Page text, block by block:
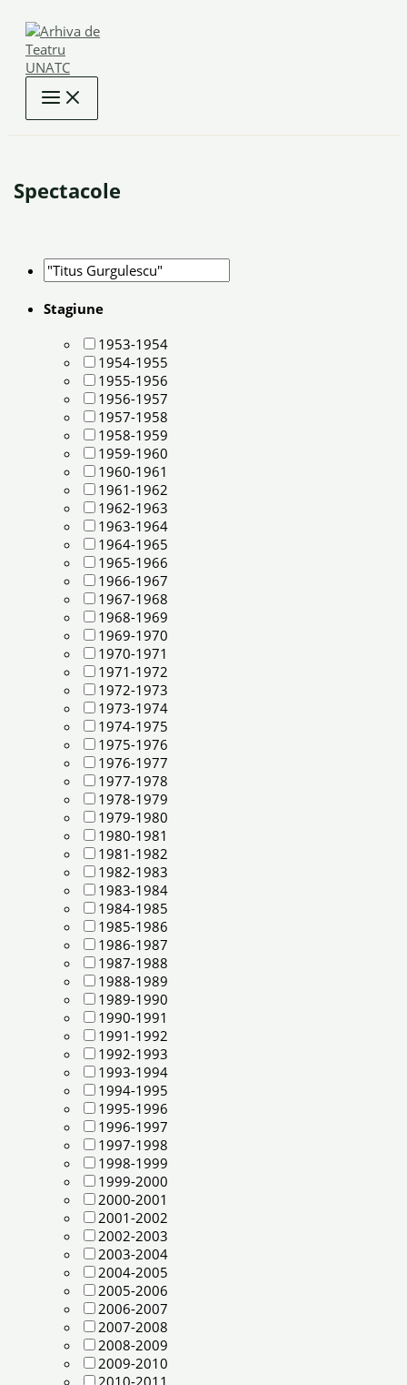
content
Spectacole
Stagiune
1953-1954
1954-1955
1955-1956
1956-1957
1957-1958
1958-1959
1959-1960
1960-1961
1961-1962
1962-1963
1963-1964
1964-1965
1965-1966
1966-1967
1967-1968
1968-1969
1969-1970
1970-1971
1971-1972
1972-1973
1973-1974
1974-1975
1975-1976
1976-1977
1977-1978
1978-1979
1979-1980
1980-1981
1981-1982
1982-1983
1983-1984
1984-1985
1985-1986
1986-1987
1987-1988
1988-1989
1989-1990
1990-1991
1991-1992
1992-1993
1993-1994
1994-1995
1995-1996
1996-1997
1997-1998
1998-1999
1999-2000
2000-2001
2001-2002
2002-2003
2003-2004
2004-2005
2005-2006
2006-2007
2007-2008
2008-2009
2009-2010